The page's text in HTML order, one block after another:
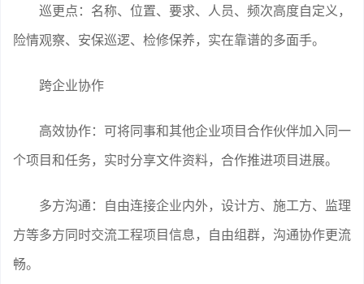
巡更点：名称、位置、要求、人员、频次高度自定义，
险情观察、安保巡逻、检修保养，实在靠谱的多面手。
跨企业协作
高效协作：可将同事和其他企业项目合作伙伴加入同一
个项目和任务，实时分享文件资料，合作推进项目进展。
多方沟通：自由连接企业内外，设计方、施工方、监理
方等多方同时交流工程项目信息，自由组群，沟通协作更流
畅。